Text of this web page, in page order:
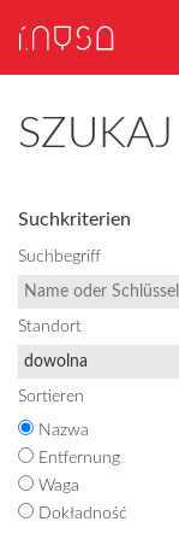
SZUKAJ
Suchkriterien
Suchbegriff
Standort
Sortieren
Nazwa
Entfernung
Waga
Dokładność